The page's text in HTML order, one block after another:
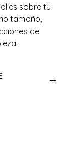
sobre tu
tamaño,
de